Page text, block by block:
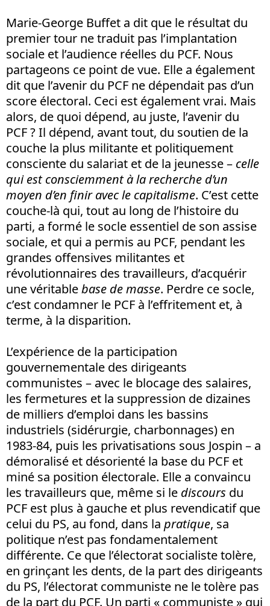
Marie-George Buffet a dit que le résultat du
premier tour ne traduit pas l’implantation
sociale et l’audience réelles du PCF. Nous
partageons ce point de vue. Elle a également
dit que l’avenir du PCF ne dépendait pas d’un
score électoral. Ceci est également vrai. Mais
alors, de quoi dépend, au juste, l’avenir du
PCF ? Il dépend, avant tout, du soutien de la
couche la plus militante et politiquement
consciente du salariat et de la jeunesse – celle
qui est consciemment à la recherche d’un
moyen d’en finir avec le capitalisme. C’est cette
couche-là qui, tout au long de l’histoire du
parti, a formé le socle essentiel de son assise
sociale, et qui a permis au PCF, pendant les
grandes offensives militantes et
révolutionnaires des travailleurs, d’acquérir
une véritablebase de masse. Perdre ce socle,
c’est condamner le PCF à l’effritement et, à
terme, à la disparition.
L’expérience de la participation
gouvernementale des dirigeants
communistes – avec le blocage des salaires,
les fermetures et la suppression de dizaines
de milliers d’emploi dans les bassins
industriels (sidérurgie, charbonnages) en
1983-84, puis les privatisations sous Jospin – a
démoralisé et désorienté la base du PCF et
miné sa position électorale. Elle a convaincu
les travailleurs que, même si le discours du
PCF est plus à gauche et plus revendicatif que
celui du PS, au fond, dans la pratique, sa
politique n’est pas fondamentalement
différente. Ce que l’électorat socialiste tolère,
en grinçant les dents, de la part des dirigeants
du PS, l’électorat communiste ne le tolère pas
de la part du PCF. Un parti « communiste » qui